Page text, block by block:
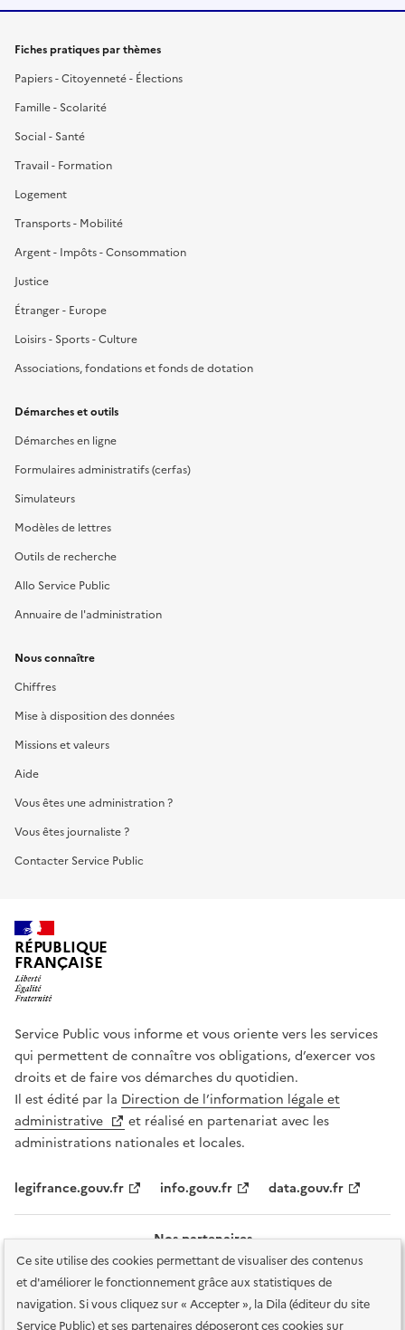
Ce site utilise des cookies permettant de visualiser des contenus
et d'améliorer le fonctionnement grâce aux statistiques de
navigation. Si vous cliquez sur « Accepter », la Dila (éditeur du site
Service Public) et ses partenaires déposeront ces cookies sur
Fiches pratiques par thèmes
Papiers - Citoyenneté - Élections
Famille - Scolarité
Social - Santé
Travail - Formation
Logement
Transports - Mobilité
Argent - Impôts - Consommation
Justice
Étranger - Europe
Loisirs - Sports - Culture
Associations, fondations et fonds de dotation
Démarches et outils
Démarches en ligne
Formulaires administratifs (cerfas)
Simulateurs
Modèles de lettres
Outils de recherche
Allo Service Public
Annuaire de l'administration
Nous connaître
Chiffres
Mise à disposition des données
Missions et valeurs
Aide
Vous êtes une administration ?
Vous êtes journaliste ?
Contacter Service Public
RÉPUBLIQUE
FRANÇAISE
Service Public vous informe et vous oriente vers les services
qui permettent de connaître vos obligations, d’exercer vos
droits et de faire vos démarches du quotidien.
Il est édité par la Direction de l’information légale et
administrative
et réalisé en partenariat avec les
administrations nationales et locales.
legifrance.gouv.fr info.gouv.fr data.gouv.fr
Nos partenaires